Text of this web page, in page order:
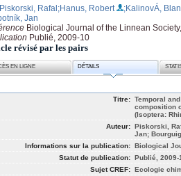
Piskorski, Rafal;Hanus, Robert ;KalinovÁ,
Jan
Biological Journal of the Linnean
Publié, 2009-10
révisé par les pairs
EN LIGNE DÉTAILS
Titre: Temporal
composition
(Isoptera:
Auteur: Piskorski,
Jan;
Informations sur la publication: Biological
Statut de publication: Publié, 2009-
Sujet CREF: Ecologie